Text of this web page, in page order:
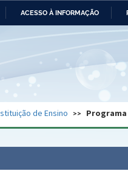
ACESSO À INFORMAÇÃO
das Relações
e dos
Central do Brasil
de Ensino Programa